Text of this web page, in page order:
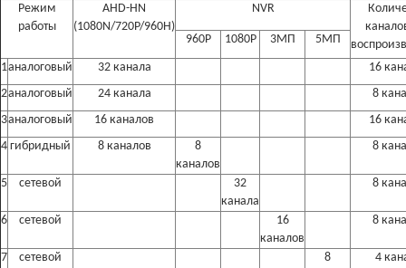
Режим
работы
AHD-HN
(1080N/720P/960H)
NVR
960P 1080P 3МП 5МП
1аналоговый 32 канала
16
2аналоговый 24 канала
8
3аналоговый 16 каналов
16
4 гибридный 8 каналов
8
каналов
8
5 сетевой
32
канала
8
6 сетевой
16
каналов
8
7 сетевой
8
4